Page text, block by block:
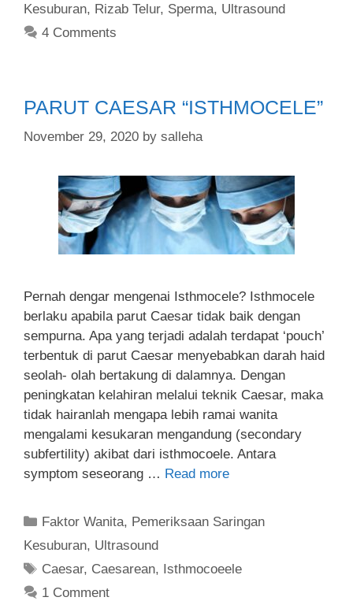
Kesuburan, Rizab Telur, Sperma, Ultrasound
4 Comments
PARUT CAESAR “ISTHMOCELE”
November 29, 2020 by salleha
Pernah dengar mengenai Isthmocele? Isthmocele
berlaku apabila parut Caesar tidak baik dengan
sempurna. Apa yang terjadi adalah terdapat ‘pouch’
terbentuk di parut Caesar menyebabkan darah haid
seolah- olah bertakung di dalamnya. Dengan
peningkatan kelahiran melalui teknik Caesar, maka
tidak hairanlah mengapa lebih ramai wanita
mengalami kesukaran mengandung (secondary
subfertility) akibat dari isthmocoele. Antara
symptom seseorang … Read more
Faktor Wanita, Pemeriksaan Saringan
Kesuburan, Ultrasound
Caesar, Caesarean, Isthmocoeele
1 Comment